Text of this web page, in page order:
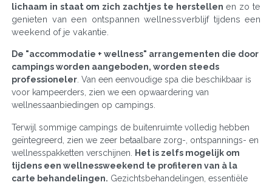
lichaam in staat om zich zachtjes te herstellen en zo te
genieten van een ontspannen wellnessverblijf tijdens een
weekend of je vakantie.
De "accommodatie + wellness" arrangementen die door
campings worden aangeboden, worden steeds
professioneler . Van een eenvoudige spa die beschikbaar is
voor kampeerders, zien we een opwaardering van
wellnessaanbiedingen op campings.
Terwijl sommige campings de buitenruimte volledig hebben
geïntegreerd, zien we zeer betaalbare zorg-, ontspannings- en
wellnesspakketten verschijnen.
Het is zelfs mogelijk om
tijdens een wellnessweekend te profiteren van à la
carte behandelingen. Gezichtsbehandelingen, essentiële